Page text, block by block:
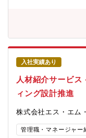
入社実績あり
人材紹介サービス
ィング設計推進
株式会社エス・エム
管理職・マネージャー